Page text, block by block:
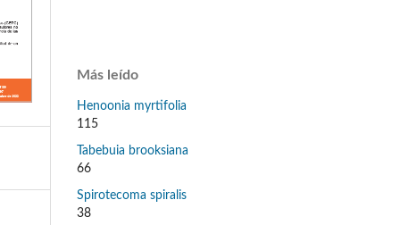
Más leído
Henoonia myrtifolia
115
Tabebuia brooksiana
66
Spirotecoma spiralis
38